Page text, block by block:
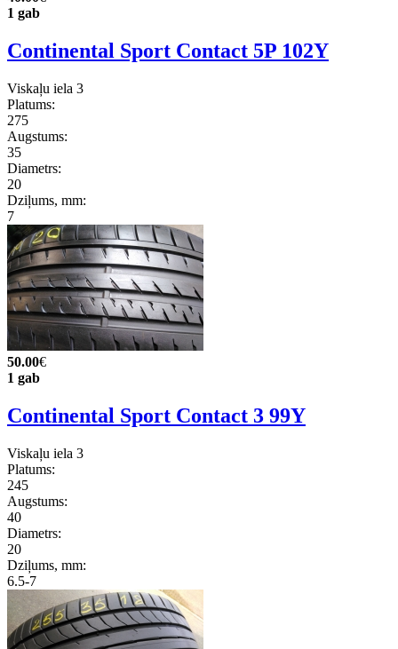
1 gab
Continental Sport Contact 5P 102Y
Viskaļu iela 3
Platums:
275
Augstums:
35
Diametrs:
20
Dziļums, mm:
7
50.00€
1 gab
Continental Sport Contact 3 99Y
Viskaļu iela 3
Platums:
245
Augstums:
40
Diametrs:
20
Dziļums, mm:
6.5-7